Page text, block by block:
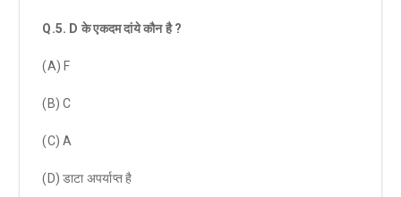
Q.5. D के एकदम दांये कौन है?
(A) F
(B) C
(C) A
(D) डाटा अपर्याप्त है